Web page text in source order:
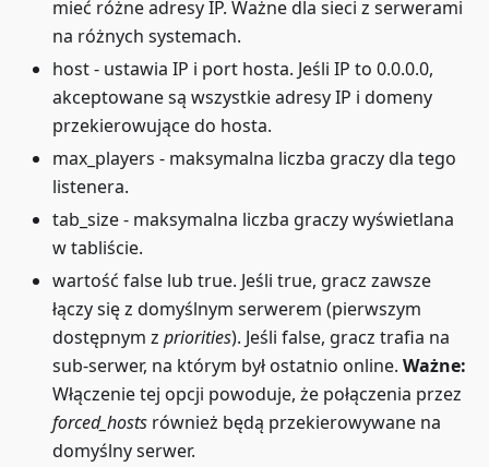
mieć różne adresy IP. Ważne dla sieci z serwerami
na różnych systemach.
host - ustawia IP i port hosta. Jeśli IP to 0.0.0.0,
akceptowane są wszystkie adresy IP i domeny
przekierowujące do hosta.
max_players - maksymalna liczba graczy dla tego
listenera.
tab_size - maksymalna liczba graczy wyświetlana
w tabliście.
wartość false lub true. Jeśli true, gracz zawsze
łączy się z domyślnym serwerem (pierwszym
dostępnym z priorities). Jeśli false, gracz trafia na
sub-serwer, na którym był ostatnio online. Ważne:
Włączenie tej opcji powoduje, że połączenia przez
forced_hosts również będą przekierowywane na
domyślny serwer.